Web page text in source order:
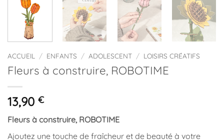
ACCUEIL / ENFANTS / ADOLESCENT / LOISIRS CRÉATIFS
Fleurs à construire, ROBOTIME
13,90 €
Fleurs à construire, ROBOTIME
Ajoutez une touche de fraîcheur et de beauté à votre